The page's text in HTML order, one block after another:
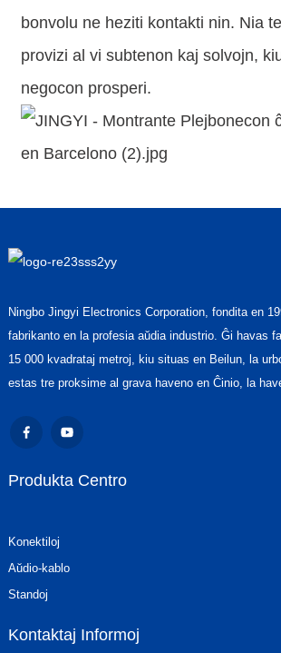
bonvolu ne heziti kontakti nin. Nia
provizi al vi subtenon kaj solvojn,
negocon prosperi.
Ningbo Jingyi Electronics Corporation, fondita en
fabrikanto en la profesia aŭdia industrio. Ĝi havas
15 000 kvadrataj metroj, kiu situas en Beilun, la
estas tre proksime al grava haveno en Ĉinio, la
Produkta Centro
Konektiloj
Aŭdio-kablo
Standoj
Kontaktaj Informoj